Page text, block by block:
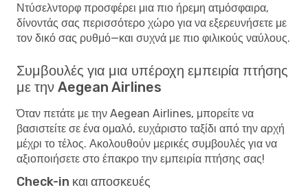
Ντύσελντορφ προσφέρει μια πιο ήρεμη ατμόσφαιρα,
δίνοντάς σας περισσότερο χώρο για να εξερευνήσετε με
τον δικό σας ρυθμό—και συχνά με πιο φιλικούς ναύλους.
Συμβουλές για μια υπέροχη εμπειρία πτήσης
με την Aegean Airlines
Όταν πετάτε με την Aegean Airlines, μπορείτε να
βασιστείτε σε ένα ομαλό, ευχάριστο ταξίδι από την αρχή
μέχρι το τέλος. Ακολουθούν μερικές συμβουλές για να
αξιοποιήσετε στο έπακρο την εμπειρία πτήσης σας!
Check-in και αποσκευές